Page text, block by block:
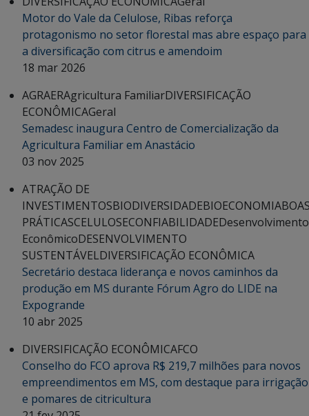
Motor do Vale da Celulose, Ribas reforça
protagonismo no setor florestal mas abre espaço para
a diversificação com citrus e amendoim
18 mar 2026
AGRAERAgricultura FamiliarDIVERSIFICAÇÃO
ECONÔMICAGeral
Semadesc inaugura Centro de Comercialização da
Agricultura Familiar em Anastácio
03 nov 2025
ATRAÇÃO DE
INVESTIMENTOSBIODIVERSIDADEBIOECONOMIA
PRÁTICASCELULOSECONFIABILIDADEDesenvolvimento
EconômicoDESENVOLVIMENTO
SUSTENTÁVELDIVERSIFICAÇÃO ECONÔMICA
Secretário destaca liderança e novos caminhos da
produção em MS durante Fórum Agro do LIDE na
Expogrande
10 abr 2025
DIVERSIFICAÇÃO ECONÔMICAFCO
Conselho do FCO aprova R$ 219,7 milhões para novos
empreendimentos em MS, com destaque para irrigação
e pomares de citricultura